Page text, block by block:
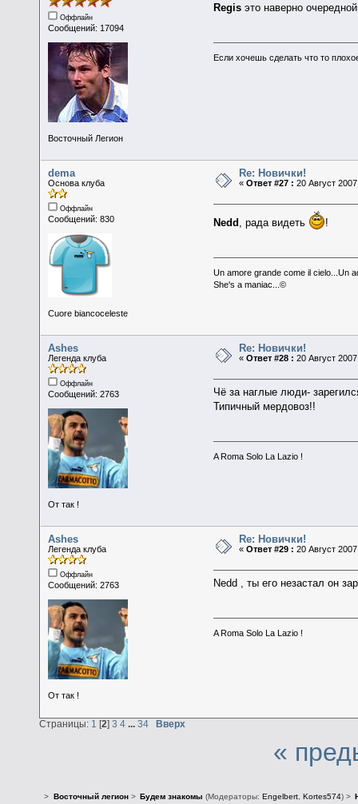
Оффлайн
Сообщений: 17094
Восточный Легион
Regisэто наверно
Если хочешь сделать что то
dema
Основа клуба
Оффлайн
Сообщений: 830
Cuore biancoceleste
Re: Новички!
«Ответ #27 : 20 Август
Nedd , рада видеть !
Un amore grande come il cielo...Un
She's a maniac...©
Ashes
Легенда клуба
Оффлайн
Сообщений: 2763
От так !
Re: Новички!
«Ответ #28 : 20 Август
Чё за наглые люди-
Типичный мердовоз!!
A Roma Solo La Lazio !
Ashes
Легенда клуба
Оффлайн
Сообщений: 2763
От так !
Re: Новички!
«Ответ #29 : 20 Август
Nedd , ты его незастал он
A Roma Solo La Lazio !
Страницы: 1 [2] 3 4 ... 34 Вверх
«
> Восточный легион> Будем знакомы (Модераторы: Engelbert, Kortes574) >